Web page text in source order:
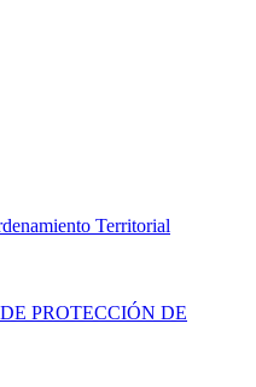
Territorial
PROTECCIÓN DE